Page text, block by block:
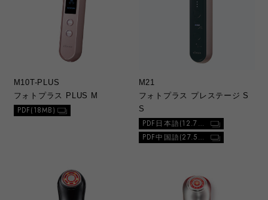
M10T-PLUS
フォトプラス PLUS M
PDF(18MB)
M21
フォトプラス プレステージ S
S
PDF日本語(12.7MB)
PDF中国語(27.5MB)